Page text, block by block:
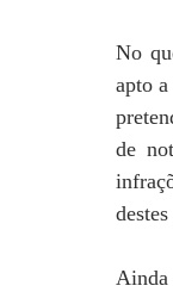
No
apto
de